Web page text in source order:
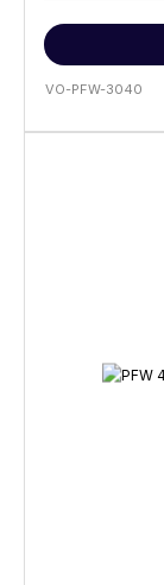
VO-PFW-3040